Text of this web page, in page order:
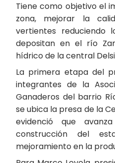
Tiene como objetivo el
zona, mejorar la
vertientes reduciendo
depositan en el río
hídrico de la central
La primera etapa del
integrantes de la
Ganaderos del barrio
se ubica la presa de la
evidenció que
construcción del
mejoramiento en la